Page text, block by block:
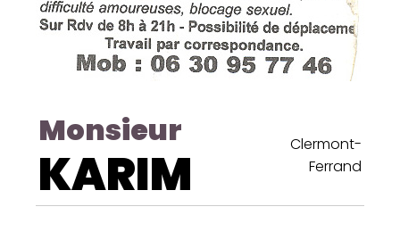
Monsieur
KARIM
Clermont-
Ferrand